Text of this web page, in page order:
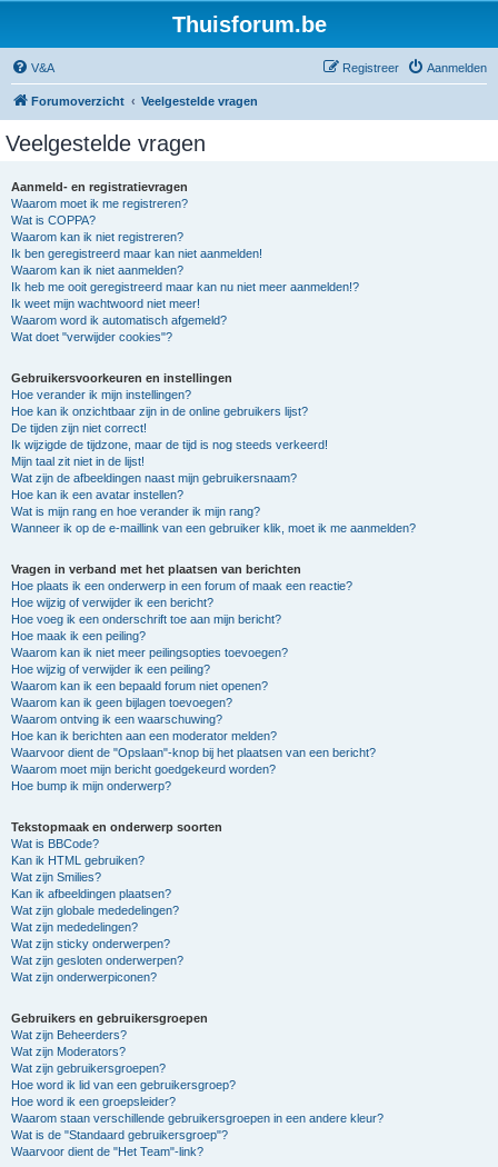
Thuisforum.be
V&A Aanmelden
Registreer
Forumoverzicht Veelgestelde vragen
Veelgestelde vragen
Aanmeld- en registratievragen
Waarom moet ik me registreren?
Wat is COPPA?
Waarom kan ik niet registreren?
Ik ben geregistreerd maar kan niet aanmelden!
Waarom kan ik niet aanmelden?
Ik heb me ooit geregistreerd maar kan nu niet meer aanmelden!?
Ik weet mijn wachtwoord niet meer!
Waarom word ik automatisch afgemeld?
Wat doet "verwijder cookies"?
Gebruikersvoorkeuren en instellingen
Hoe verander ik mijn instellingen?
Hoe kan ik onzichtbaar zijn in de online gebruikers lijst?
De tijden zijn niet correct!
Ik wijzigde de tijdzone, maar de tijd is nog steeds verkeerd!
Mijn taal zit niet in de lijst!
Wat zijn de afbeeldingen naast mijn gebruikersnaam?
Hoe kan ik een avatar instellen?
Wat is mijn rang en hoe verander ik mijn rang?
Wanneer ik op de e-maillink van een gebruiker klik, moet ik me aanmelden?
Vragen in verband met het plaatsen van berichten
Hoe plaats ik een onderwerp in een forum of maak een reactie?
Hoe wijzig of verwijder ik een bericht?
Hoe voeg ik een onderschrift toe aan mijn bericht?
Hoe maak ik een peiling?
Waarom kan ik niet meer peilingsopties toevoegen?
Hoe wijzig of verwijder ik een peiling?
Waarom kan ik een bepaald forum niet openen?
Waarom kan ik geen bijlagen toevoegen?
Waarom ontving ik een waarschuwing?
Hoe kan ik berichten aan een moderator melden?
Waarvoor dient de "Opslaan"-knop bij het plaatsen van een bericht?
Waarom moet mijn bericht goedgekeurd worden?
Hoe bump ik mijn onderwerp?
Tekstopmaak en onderwerp soorten
Wat is BBCode?
Kan ik HTML gebruiken?
Wat zijn Smilies?
Kan ik afbeeldingen plaatsen?
Wat zijn globale mededelingen?
Wat zijn mededelingen?
Wat zijn sticky onderwerpen?
Wat zijn gesloten onderwerpen?
Wat zijn onderwerpiconen?
Gebruikers en gebruikersgroepen
Wat zijn Beheerders?
Wat zijn Moderators?
Wat zijn gebruikersgroepen?
Hoe word ik lid van een gebruikersgroep?
Hoe word ik een groepsleider?
Waarom staan verschillende gebruikersgroepen in een andere kleur?
Wat is de "Standaard gebruikersgroep"?
Waarvoor dient de "Het Team"-link?